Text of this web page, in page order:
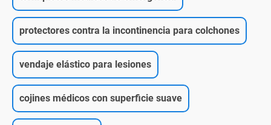
protectores contra la incontinencia para colchones
vendaje elástico para lesiones
cojines médicos con superficie suave